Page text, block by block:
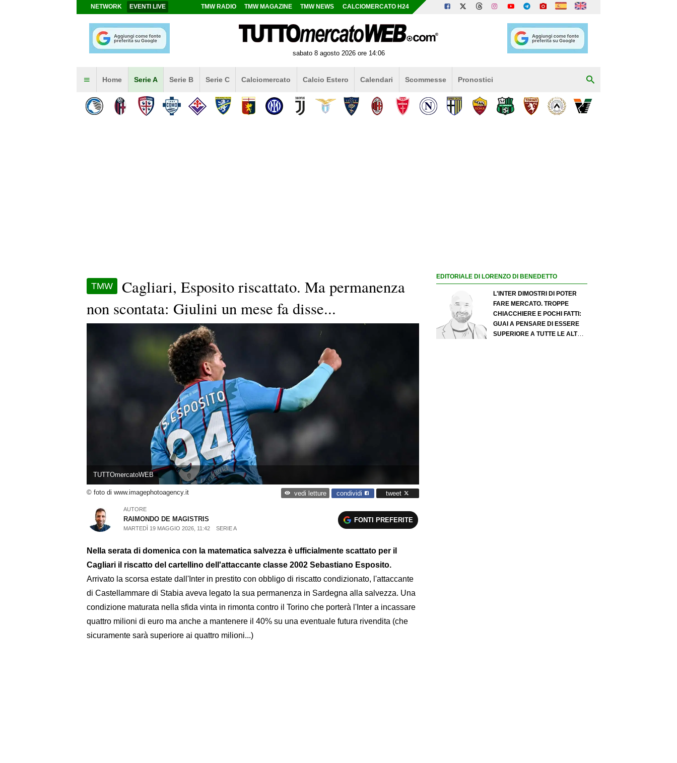
NETWORK EVENTI LIVE TMW RADIO TMW MAGAZINE TMW NEWS CALCIOMERCATO H24
sabato 8 agosto 2026 ore 14:06
Home Serie A Serie B Serie C Calciomercato Calcio Estero Calendari Scommesse Pronostici
TMW
Cagliari, Esposito riscattato. Ma permanenza
non scontata: Giulini un mese fa disse...
TUTTOmercatoWEB
© foto di www.imagephotoagency.it vedi letture condividi tweet
AUTORE
RAIMONDO DE MAGISTRIS
MARTEDÌ 19 MAGGIO 2026, 11:42 SERIE A
FONTI PREFERITE
Nella serata di domenica con la matematica salvezza è ufficialmente scattato per il
Cagliari il riscatto del cartellino dell'attaccante classe 2002 Sebastiano Esposito.
Arrivato la scorsa estate dall'Inter in prestito con obbligo di riscatto condizionato, l'attaccante
di Castellammare di Stabia aveva legato la sua permanenza in Sardegna alla salvezza. Una
condizione maturata nella sfida vinta in rimonta contro il Torino che porterà l'Inter a incassare
quattro milioni di euro ma anche a mantenere il 40% su una eventuale futura rivendita (che
sicuramente sarà superiore ai quattro milioni...)
EDITORIALE DI LORENZO DI BENEDETTO
L'INTER DIMOSTRI DI POTER
FARE MERCATO. TROPPE
CHIACCHIERE E POCHI FATTI:
GUAI A PENSARE DI ESSERE
SUPERIORE A TUTTE LE ALTRE